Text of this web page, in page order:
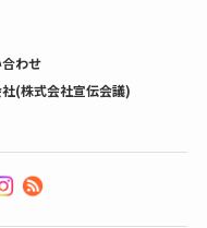
わせ
(株式会社宣伝会議)